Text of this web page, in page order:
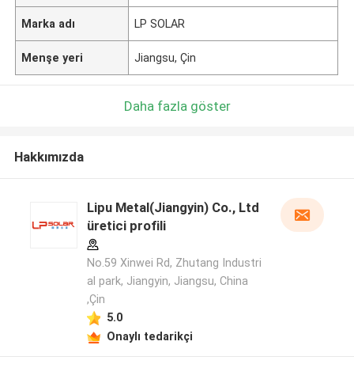
Marka adı LP SOLAR
Menşe yeri Jiangsu, Çin
Daha fazla göster
Hakkımızda
Lipu Metal(Jiangyin) Co., Ltd
üretici profili
No.59 Xinwei Rd, Zhutang Industri
al park, Jiangyin, Jiangsu, China
,Çin
5.0
Onaylı tedarikçi